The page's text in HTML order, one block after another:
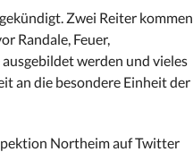
Zwei Reiter kommen
Randale, Feuer,
werden und vieles
an die besondere Einheit der
Northeim auf Twitter